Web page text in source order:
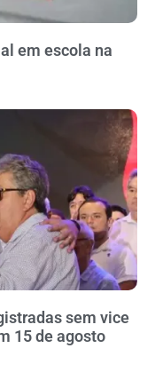
em escola na
sem vice
15 de agosto